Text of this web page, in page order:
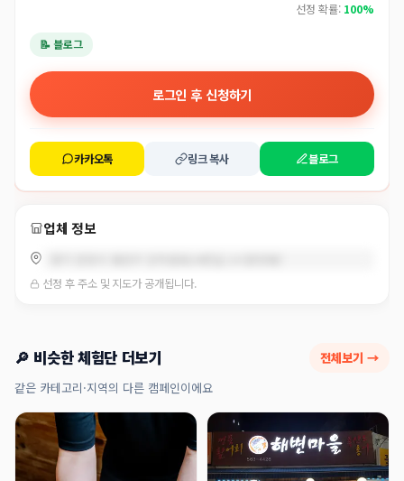
선정 확률: 100%
📝 블로그
로그인 후 신청하기
카카오톡 링크 복사 블로그
업체 정보
선정 후 주소 및 지도가 공개됩니다.
🔎 비슷한 체험단 더보기 전체보기 →
같은 카테고리·지역의 다른 캠페인이에요